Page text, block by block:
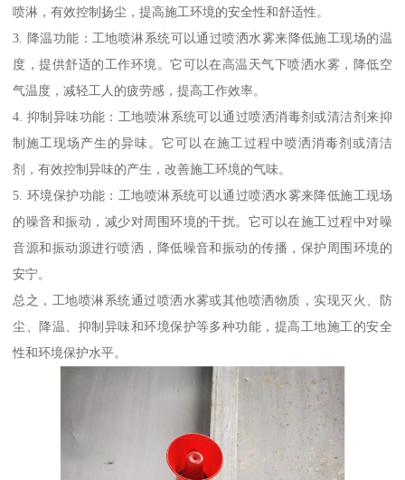
喷淋，有效控制扬尘，提高施工环境的安全性和舒适性。
3. 降温功能：工地喷淋系统可以通过喷洒水雾来降低施工现场的温
度，提供舒适的工作环境。它可以在高温天气下喷洒水雾，降低空
气温度，减轻工人的疲劳感，提高工作效率。
4. 抑制异味功能：工地喷淋系统可以通过喷洒消毒剂或清洁剂来抑
制施工现场产生的异味。它可以在施工过程中喷洒消毒剂或清洁
剂，有效控制异味的产生，改善施工环境的气味。
5. 环境保护功能：工地喷淋系统可以通过喷洒水雾来降低施工现场
的噪音和振动，减少对周围环境的干扰。它可以在施工过程中对噪
音源和振动源进行喷洒，降低噪音和振动的传播，保护周围环境的
安宁。
总之，工地喷淋系统通过喷洒水雾或其他喷洒物质，实现灭火、防
尘、降温、抑制异味和环境保护等多种功能，提高工地施工的安全
性和环境保护水平。